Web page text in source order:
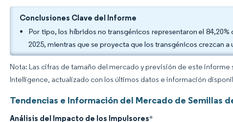
Conclusiones Clave del Informe
Por tipo, los híbridos no transgénicos representaron el
2025, mientras que se proyecta que los transgénicos crezcan a
Nota: Las cifras de tamaño del mercado y previsión de este
Intelligence, actualizado con los últimos datos e información
Tendencias e Información del Mercado de Semillas
Análisis del Impacto de los Impulsores*